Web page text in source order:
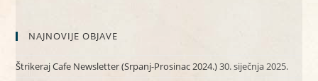
NAJNOVIJE OBJAVE
Štrikeraj Cafe Newsletter (Srpanj-Prosinac 2024.)30. siječnja 2025.